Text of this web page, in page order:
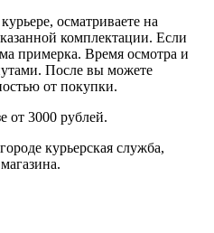
осматриваете на
комплектации. Если
примерка. Время осмотра и
После вы можете
от покупки.
от 3000 рублей.
курьерская служба,